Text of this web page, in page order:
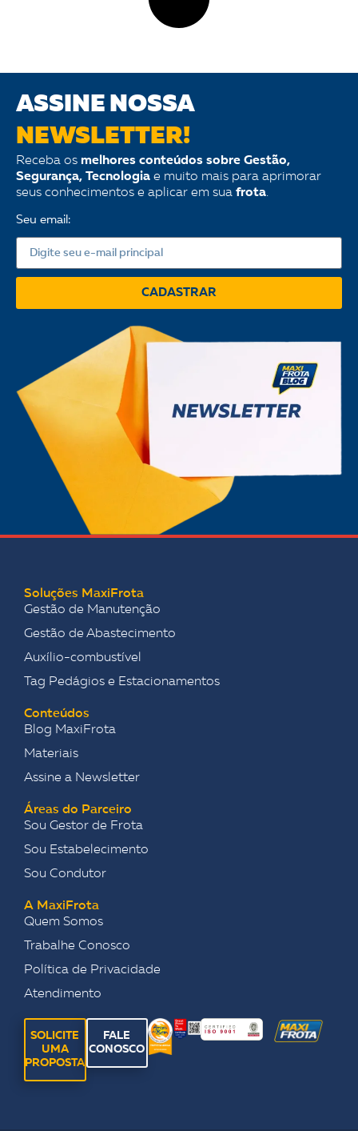
ASSINE NOSSA
NEWSLETTER!
Receba os melhores conteúdos sobre Gestão,
Segurança, Tecnologia e muito mais para aprimorar
seus conhecimentos e aplicar em sua frota.
Seu email:
CADASTRAR
Soluções MaxiFrota
Gestão de Manutenção
Gestão de Abastecimento
Auxílio-combustível
Tag Pedágios e Estacionamentos
Conteúdos
Blog MaxiFrota
Materiais
Assine a Newsletter
Áreas do Parceiro
Sou Gestor de Frota
Sou Estabelecimento
Sou Condutor
A MaxiFrota
Quem Somos
Trabalhe Conosco
Política de Privacidade
Atendimento
SOLICITE
UMA
PROPOSTA
FALE
CONOSCO